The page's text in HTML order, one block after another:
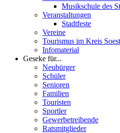
Musikschule des
Veranstaltungen
Stadtfeste
Vereine
Tourismus im Kreis Soest
Infomaterial
Geseke für...
Neubürger
Schüler
Senioren
Familien
Touristen
Sportler
Gewerbetreibende
Ratsmitglieder